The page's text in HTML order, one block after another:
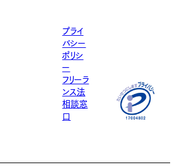
プライ
バシー
ポリシ
ー
フリーラ
ンス法
相談窓
口